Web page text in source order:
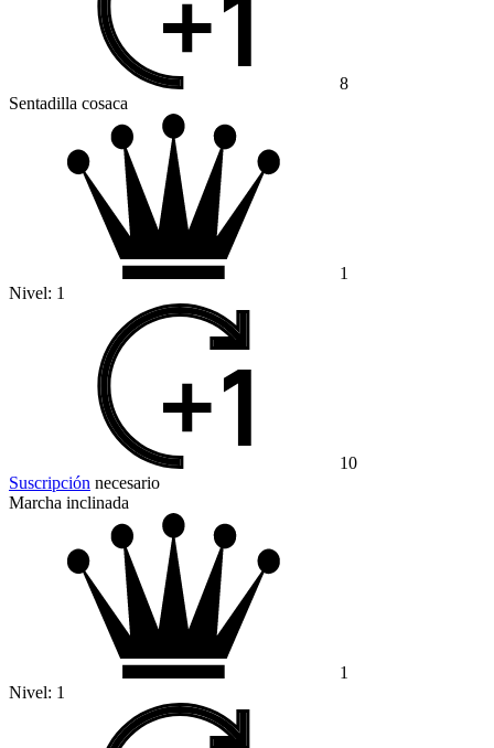
8
Sentadilla cosaca
1
Nivel: 1
10
Suscripción necesario
Marcha inclinada
1
Nivel: 1